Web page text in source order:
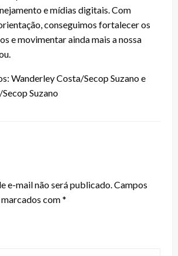
e mídias digitais. Com
conseguimos fortalecer os
e movimentar ainda mais a nossa
Wanderley Costa/Secop Suzano e
Suzano
e-mail não será publicado. Campos
com*